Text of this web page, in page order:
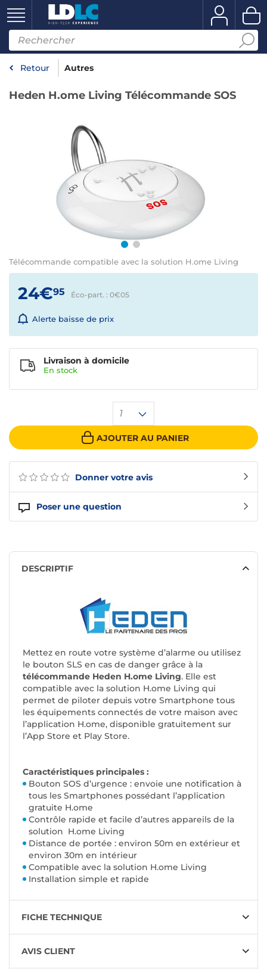
Retour Autres
Heden H.ome Living Télécommande SOS
Télécommande compatible avec la solution H.ome Living
Donner votre avis
Poser une question
24€95 Éco-part. : 0€05
Alerte baisse de prix
1
AJOUTER AU PANIER
Livraison à domicile
En stock
DESCRIPTIF
Mettez en route votre système d’alarme ou utilisez
le bouton SLS en cas de danger grâce à la
télécommande Heden H.ome Living. Elle est
compatible avec la solution H.ome Living qui
permet de piloter depuis votre Smartphone tous
les équipements connectés de votre maison avec
l’application H.ome, disponible gratuitement sur
l’App Store et Play Store.
Caractéristiques principales :
Bouton SOS d’urgence : envoie une notification à
tous les Smartphones possédant l’application
gratuite H.ome
Contrôle rapide et facile d’autres appareils de la
solution H.ome Living
Distance de portée : environ 50m en extérieur et
environ 30m en intérieur
Compatible avec la solution H.ome Living
Installation simple et rapide
FICHE TECHNIQUE
AVIS CLIENT